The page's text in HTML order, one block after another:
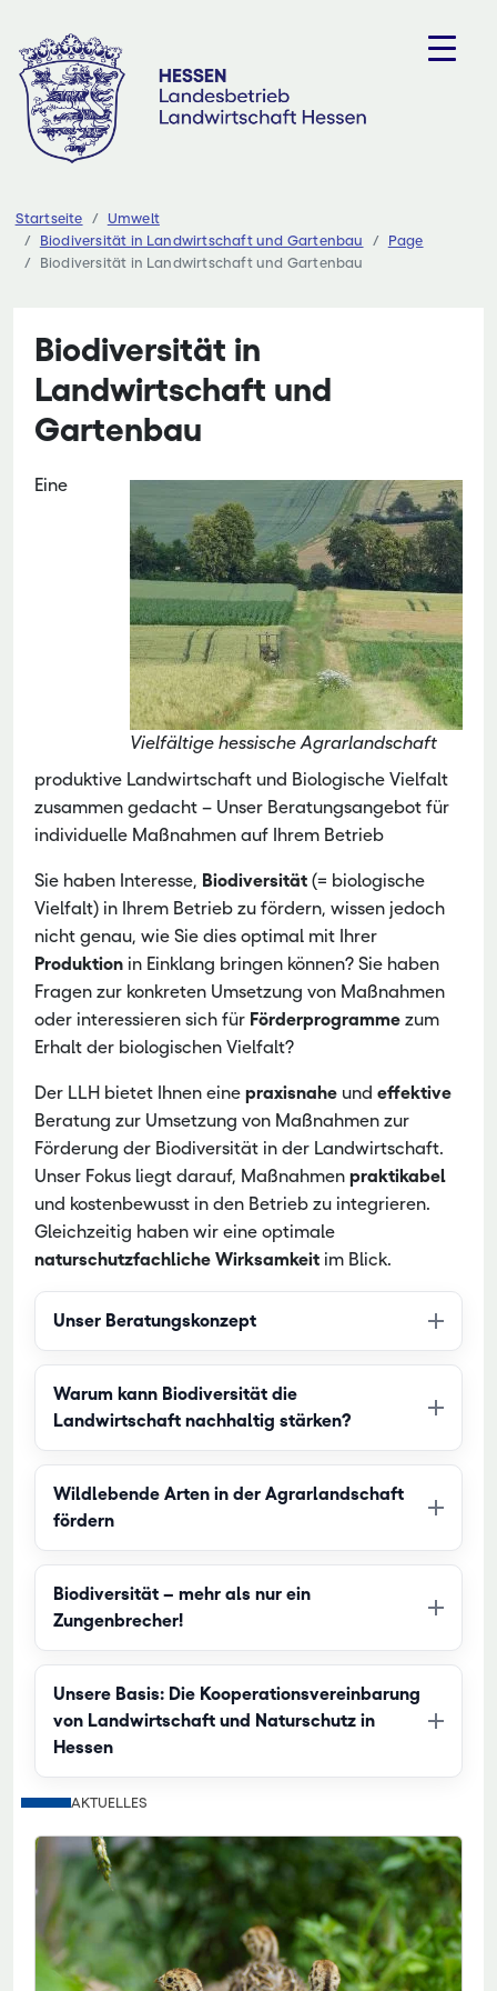
Inhalt
springen
Startseite
Umwelt
Biodiversität in Landwirtschaft und Gartenbau
Page
Biodiversität in Landwirtschaft und Gartenbau
Biodiversität in
Landwirtschaft und
Gartenbau
Vielfältige hessische Agrarlandschaft
Eine
produktive Landwirtschaft und Biologische Vielfalt
zusammen gedacht – Unser Beratungsangebot für
individuelle Maßnahmen auf Ihrem Betrieb
Sie haben Interesse, Biodiversität (= biologische
Vielfalt) in Ihrem Betrieb zu fördern, wissen jedoch
nicht genau, wie Sie dies optimal mit Ihrer
Produktion in Einklang bringen können? Sie haben
Fragen zur konkreten Umsetzung von Maßnahmen
oder interessieren sich für Förderprogramme zum
Erhalt der biologischen Vielfalt?
Der LLH bietet Ihnen einepraxisnahe undeffektive
Beratung zur Umsetzung von Maßnahmen zur
Förderung der Biodiversität in der Landwirtschaft.
Unser Fokus liegt darauf, Maßnahmenpraktikabel
und kostenbewusst in den Betrieb zu integrieren.
Gleichzeitig haben wir eine optimale
naturschutzfachliche Wirksamkeit im Blick.
Unser Beratungskonzept
Warum kann Biodiversität die
Landwirtschaft nachhaltig stärken?
Wildlebende Arten in der Agrarlandschaft
fördern
Biodiversität – mehr als nur ein
Zungenbrecher!
Unsere Basis: Die Kooperationsvereinbarung
von Landwirtschaft und Naturschutz in
Hessen
AKTUELLES